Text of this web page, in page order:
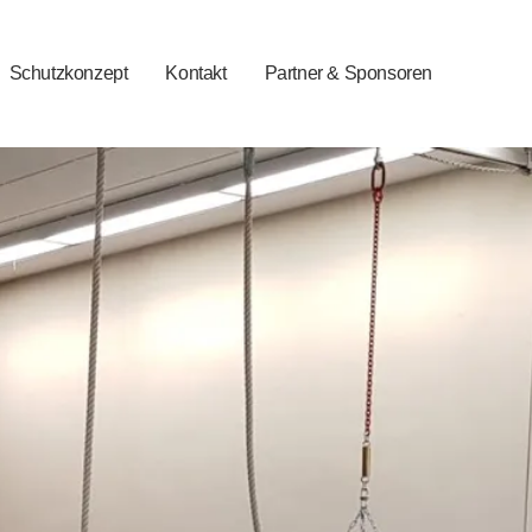
Schutzkonzept Kontakt Partner & Sponsoren